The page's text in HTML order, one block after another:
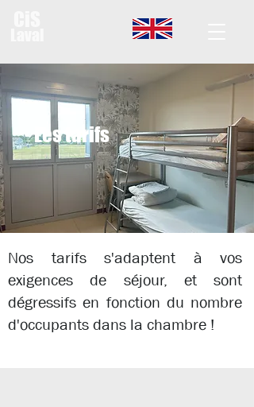
Les tarifs
Nos tarifs s'adaptent à vos
exigences de séjour, et sont
dégressifs en fonction du nombre
d'occupants dans la chambre !